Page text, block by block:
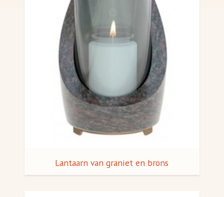
Lantaarn van graniet en brons